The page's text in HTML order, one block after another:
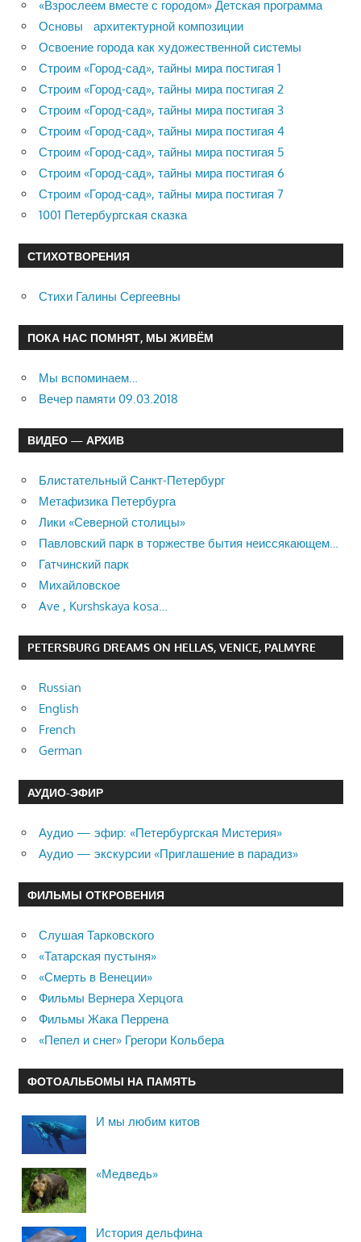
«Взрослеем вместе с городом» Детская программа
Основы архитектурной композиции
Освоение города как художественной системы
Строим «Город-сад», тайны мира постигая 1
Строим «Город-сад», тайны мира постигая 2
Строим «Город-сад», тайны мира постигая 3
Строим «Город-сад», тайны мира постигая 4
Строим «Город-сад», тайны мира постигая 5
Строим «Город-сад», тайны мира постигая 6
Строим «Город-сад», тайны мира постигая 7
1001 Петербургская сказка
СТИХОТВОРЕНИЯ
Стихи Галины Сергеевны
ПОКА НАС ПОМНЯТ, МЫ ЖИВЁМ
Мы вспоминаем…
Вечер памяти 09.03.2018
ВИДЕО — АРХИВ
Блистательный Санкт-Петербург
Метафизика Петербурга
Лики «Северной столицы»
Павловский парк в торжестве бытия неиссякающем…
Гатчинский парк
Михайловское
Ave , Kurshskaya kosa…
PETERSBURG DREAMS ON HELLAS, VENICE, PALMYRE
Russian
English
French
German
АУДИО-ЭФИР
Аудио — эфир: «Петербургская Мистерия»
Аудио — экскурсии «Приглашение в парадиз»
ФИЛЬМЫ ОТКРОВЕНИЯ
Слушая Тарковского
«Татарская пустыня»
«Смерть в Венеции»
Фильмы Вернера Херцога
Фильмы Жака Перрена
«Пепел и снег» Грегори Кольбера
ФОТОАЛЬБОМЫ НА ПАМЯТЬ
И мы любим китов
«Медведь»
История дельфина